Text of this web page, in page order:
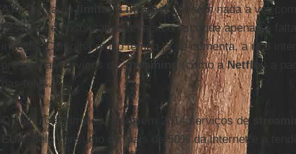
A iniciativa de limitar a internetnão tem nada a ver
desculpa é absolutamente falsa e esconde apenas a
investir. Como há muito tempo já se comenta, a real
pressionar serviços destreaming (como aNetflix) a
das teles.
O cálculo é simples, ainda em 2014 serviços de
EUA, pelo consumo de mais de 50% da internet e a